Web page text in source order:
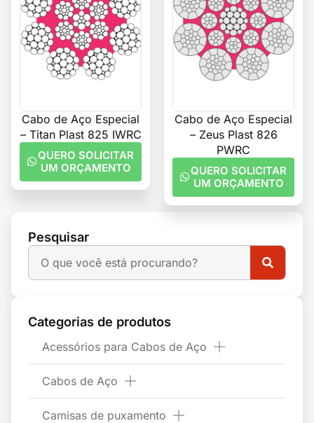
Pesquisar
Categorias de produtos
Acessórios para Cabos de Aço
Cabos de Aço
Camisas de puxamento
Cabo de Aço Especial
– Titan Plast 825 IWRC
QUERO SOLICITAR
UM ORÇAMENTO
Cabo de Aço Especial
– Zeus Plast 826
PWRC
QUERO SOLICITAR
UM ORÇAMENTO